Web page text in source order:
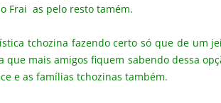
Frai as pelo resto tamém.
tchozina fazendo certo só que de um
que mais amigos fiquem sabendo dessa
e as famílias tchozinas também.